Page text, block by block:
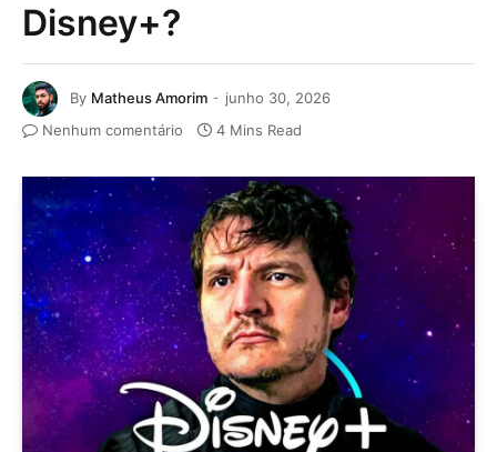
Disney+?
By Matheus Amorim
junho 30, 2026
Nenhum comentário
4 Mins Read